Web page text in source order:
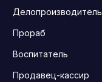
Делопроизводитель
Прораб
Воспитатель
Продавец-кассир